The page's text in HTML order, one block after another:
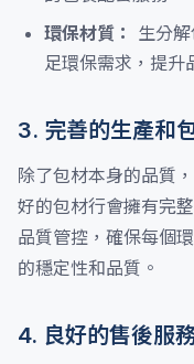
環保材質：
生分
足環保需求，提升
3. 完善的生產和
除了包材本身的品質
好的包材行會擁有完
品質管控，確保每個
的穩定性和品質。
4. 良好的售後服